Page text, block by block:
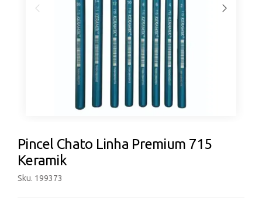
Pincel Chato Linha Premium 715
Keramik
Sku. 199373